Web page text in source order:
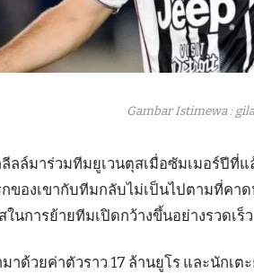
Gambar Istimewa :
ลีลล์มาร่วมทีมยูเวนตุสเมื่อซัมเมอร์ปีที่
ของเขากับทีมกลับไม่เป็นไปตามที่คา
ในการย้ายทีมเปิดกว้างขึ้นอย่างรวดเร็ว
มาด้วยค่าตัวราว 17 ล้านยูโร และนักเ